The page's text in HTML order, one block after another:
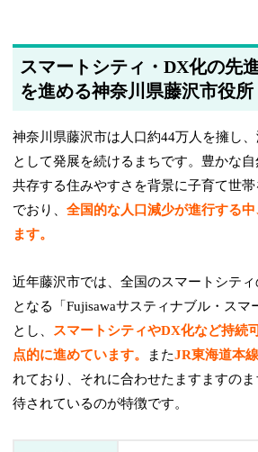
スマートシティ・DX化の先
を進める神奈川県藤沢市役所
神奈川県藤沢市は人口約44万人を擁し
として発展を続けるまちです。豊かな
共存する住みやすさを背景に子育て世
でおり、全国的な人口減少が進行する
ます。
近年藤沢市では、全国のスマートシテ
となる「Fujisawaサスティナブル・スマ
とし、 スマートシティやDX化など持続
点的に進めています。
またJR東海道本
れており、それに合わせたますますの
待されているのが特徴です。